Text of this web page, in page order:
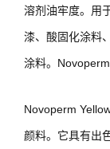
溶剂油牢度。用
漆、酸固化涂料
涂料。
Novoperm
颜料。它具有出